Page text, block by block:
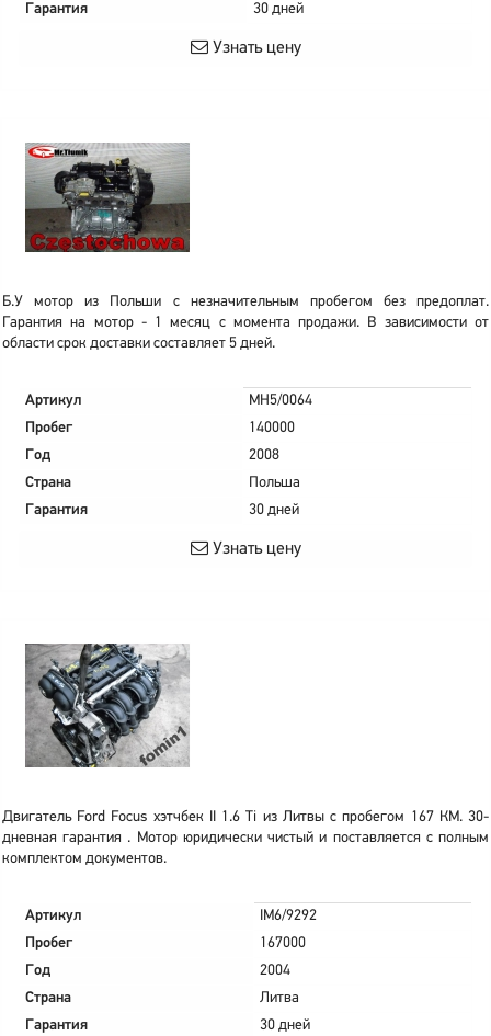
Гарантия
30 дней
Узнать цену
Б.У мотор из Польши с незначительным пробегом без предоплат.
Гарантия на мотор - 1 месяц с момента продажи. В зависимости от
области срок доставки составляет 5 дней.
Артикул
MH5/0064
Пробег
140000
Год
2008
Страна
Польша
Гарантия
30 дней
Узнать цену
Двигатель Ford Focus хэтчбек II 1.6 Ti из Литвы с пробегом 167 КМ. 30-
дневная гарантия . Мотор юридически чистый и поставляется с полным
комплектом документов.
Артикул
IM6/9292
Пробег
167000
Год
2004
Страна
Литва
Гарантия
30 дней